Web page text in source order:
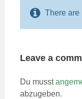
There are
Leave a
Du musst
abzugeben.